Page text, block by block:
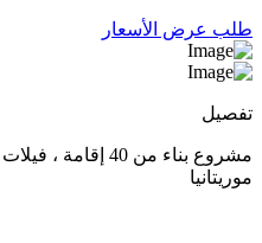
طلب عرض الأسعار
تفصيل
مشروع بناء من 40
موريتانيا